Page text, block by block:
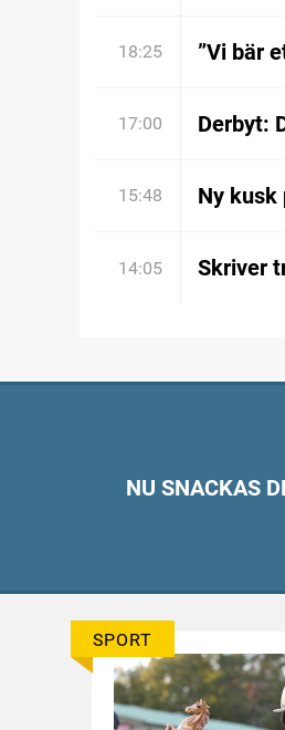
18:25 ”Vi bär
17:00 Derbyt:
15:48 Ny kusk
14:05 Skriver
NU SNACKAS
SPORT